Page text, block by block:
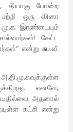
தியாகு போன்ற
ஒரு வினா
இரண்டையும்
கேட்ட
என்று சுப.வீ.
எனவே,
அதனால்
கட்சி என்று